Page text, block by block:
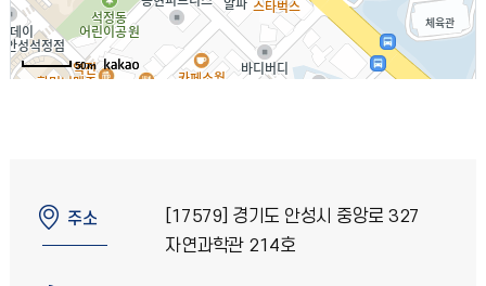
50m
주소
[17579] 경기도 안성시 중앙로 327
자연과학관 214호